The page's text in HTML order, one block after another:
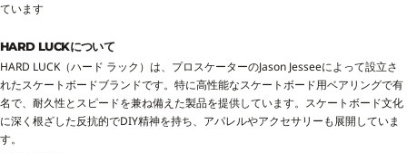
ています
HARD LUCKについて
HARD LUCK（ハード ラック）は、プロスケーターのJason Jesseeによって設立さ
れたスケートボードブランドです。特に高性能なスケートボード用ベアリングで有
名で、耐久性とスピードを兼ね備えた製品を提供しています。スケートボード文化
に深く根ざした反抗的でDIY精神を持ち、アパレルやアクセサリーも展開していま
す。